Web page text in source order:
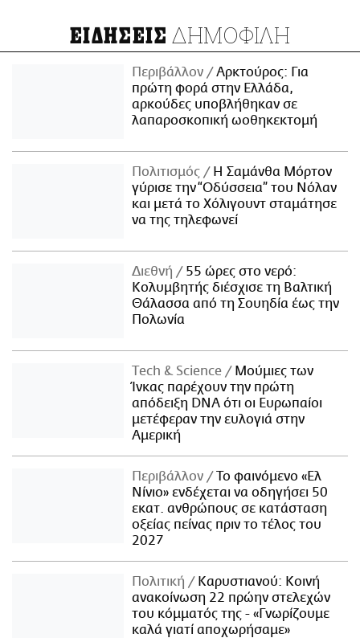
ΕΙΔΗΣΕΙΣ ΔΗΜΟΦΙΛΗ
Περιβάλλον
Αρκτούρος: Για
πρώτη φορά στην Ελλάδα,
αρκούδες υποβλήθηκαν σε
λαπαροσκοπική ωοθηκεκτομή
Πολιτισμός
Η Σαμάνθα Μόρτον
γύρισε την “Οδύσσεια” του Νόλαν
και μετά το Χόλιγουντ σταμάτησε
να της τηλεφωνεί
Διεθνή
55 ώρες στο νερό:
Κολυμβητής διέσχισε τη Βαλτική
Θάλασσα από τη Σουηδία έως την
Πολωνία
Τech & Science
Μούμιες των
Ίνκας παρέχουν την πρώτη
απόδειξη DNA ότι οι Ευρωπαίοι
μετέφεραν την ευλογιά στην
Αμερική
Περιβάλλον
Το φαινόμενο «Ελ
Νίνιο» ενδέχεται να οδηγήσει 50
εκατ. ανθρώπους σε κατάσταση
οξείας πείνας πριν το τέλος του
2027
Πολιτική
Καρυστιανού: Κοινή
ανακοίνωση 22 πρώην στελεχών
του κόμματός της - «Γνωρίζουμε
καλά γιατί αποχωρήσαμε»